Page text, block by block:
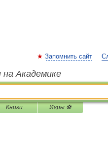
Запомнить сайт
на Академике
Книги Игры ⚽